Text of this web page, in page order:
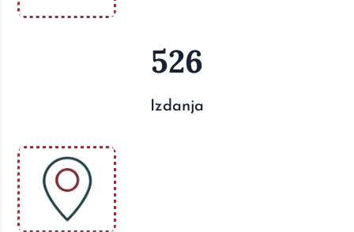
526
Izdanja